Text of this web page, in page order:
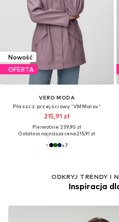
Nowość
OFERTA
VERO MODA
Płaszcz przejściowy 'VMMalou'
215,91 zł
Pierwotnie: 239,90 zł
Ostatnia najniższa cena:215,91 zł
+7
ODKRYJ TRENDY I
Inspiracja